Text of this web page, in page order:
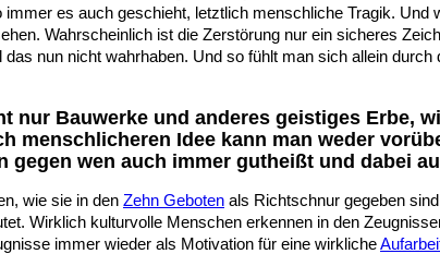
immer es auch geschieht, letztlich menschliche Tragik.
Wahrscheinlich ist die Zerstörung nur ein sicheres
nun nicht wahrhaben. Und so fühlt man sich allein
nur Bauwerke und anderes geistiges Erbe,
menschlicheren Idee kann man weder
wen auch immer gutheißt und dabei
wie sie in den Zehn Geboten als Richtschnur gegeben
Wirklich kulturvolle Menschen erkennen in den
immer wieder als Motivation für eine wirkliche